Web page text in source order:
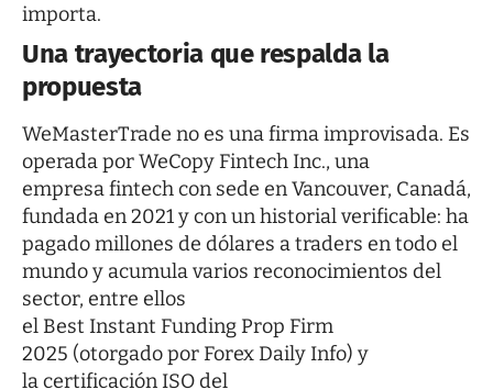
importa.
Una trayectoria que respalda la
propuesta
WeMasterTrade no es una firma improvisada. Es
operada por WeCopy Fintech Inc., una
empresa fintech con sede en Vancouver, Canadá,
fundada en 2021 y con un historial verificable: ha
pagado millones de dólares a traders en todo el
mundo y acumula varios reconocimientos del
sector, entre ellos
el Best Instant Funding Prop Firm
2025 (otorgado por Forex Daily Info) y
la certificación ISO del